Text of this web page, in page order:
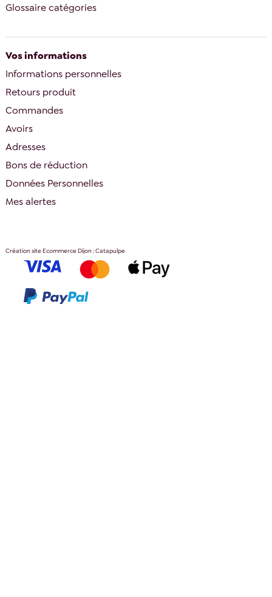
Glossaire catégories
Vos informations
Informations personnelles
Retours produit
Commandes
Avoirs
Adresses
Bons de réduction
Données Personnelles
Mes alertes
Création site Ecommerce Dijon : Catapulpe